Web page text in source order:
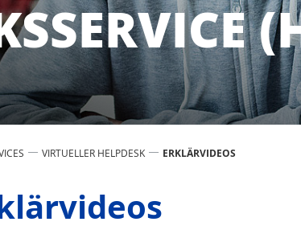
VIRTUELLER HELPDESK ERKLÄRVIDEOS